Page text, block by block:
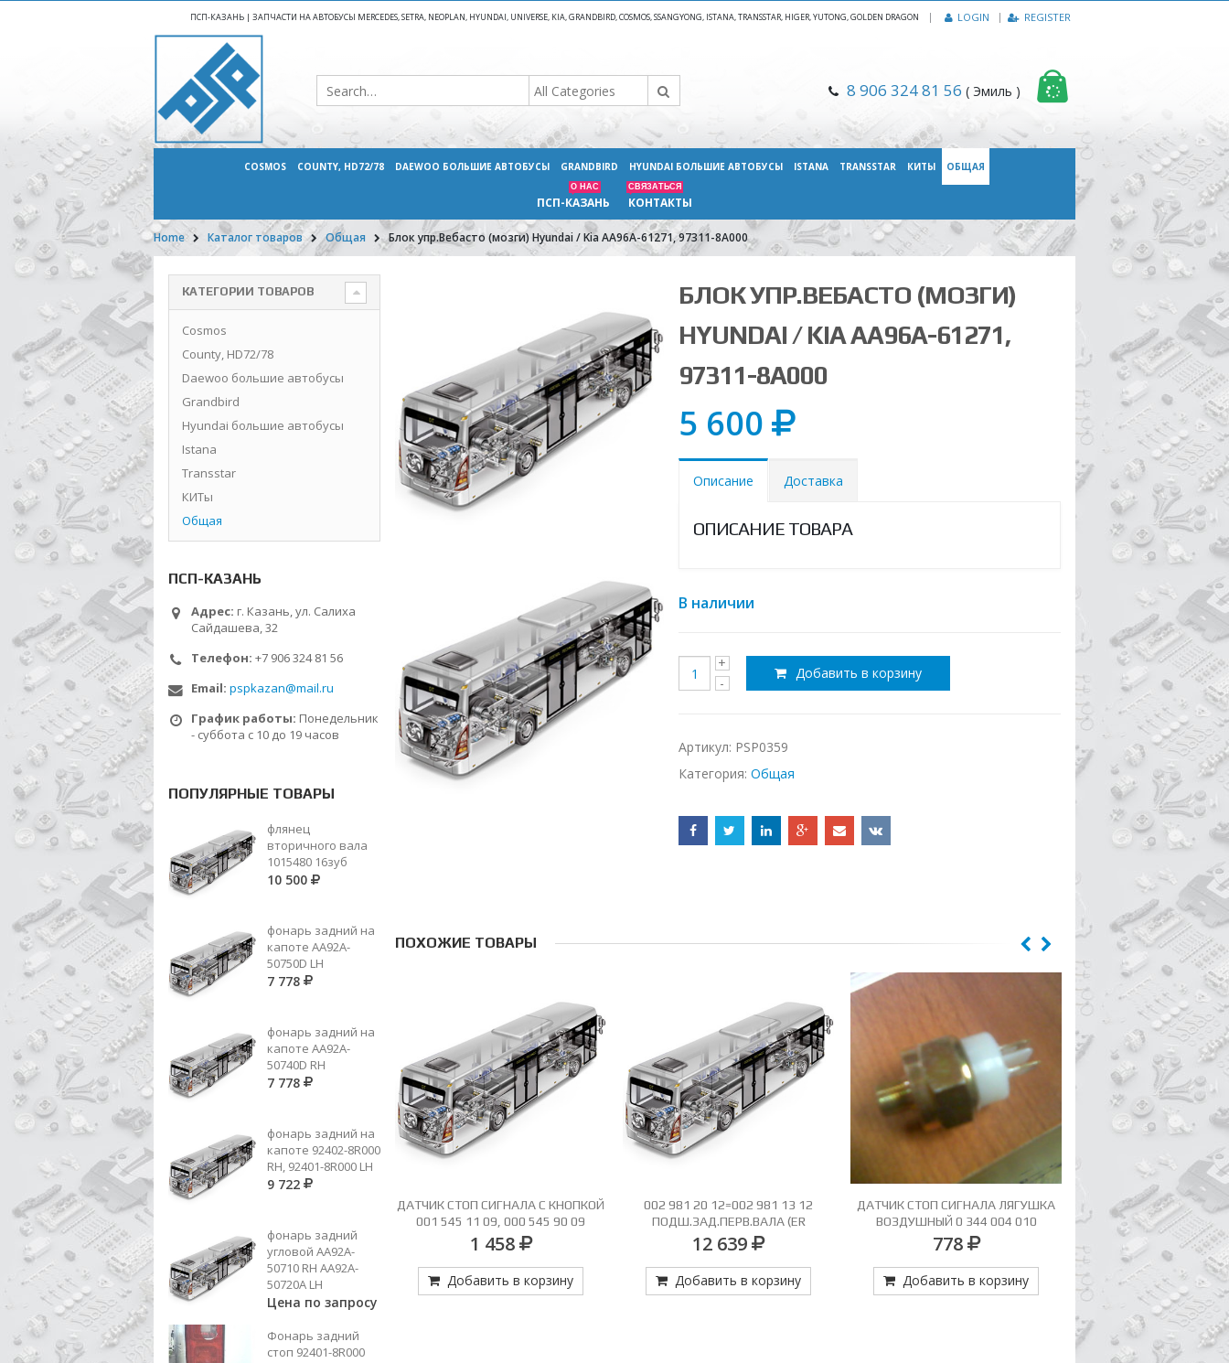
ПСП-КАЗАНЬ | ЗАПЧАСТИ НА АВТОБУСЫ MERCEDES, SETRA, NEOPLAN, HYUNDAI, UNIVERSE, KIA, GRANDBIRD, COSMOS, SSANGYONG, ISTANA, TRANSSTAR, HIGER, YUTONG, GOLDEN DRAGON | LOGIN REGISTER
8 906 324 81 56 ( Эмиль )
COSMOS COUNTY, HD72/78 DAEWOO БОЛЬШИЕ АВТОБУСЫ GRANDBIRD HYUNDAI БОЛЬШИЕ АВТОБУСЫ ISTANA TRANSSTAR КИТЫ ОБЩАЯ
ПСП-КАЗАНЬ
О НАС
КОНТАКТЫ
СВЯЗАТЬСЯ
Home Каталог товаров Общая Блок упр.Вебасто (мозги) Hyundai / Kia AA96A-61271, 97311-8A000
БЛОК УПР.ВЕБАСТО (МОЗГИ)
HYUNDAI / KIA AA96A-61271,
97311-8A000
5 600
Описание Доставка
ОПИСАНИЕ ТОВАРА
В наличии
Добавить в корзину
Артикул: PSP0359
Категория: Общая
ПОХОЖИЕ ТОВАРЫ
007 981 55 10 (ER 98530207)
3 111
Добавить в корзину
ДАТЧИК СТОП СИГНАЛА С КНОПКОЙ
001 545 11 09, 000 545 90 09
TRUCKTEC 01.42.074
1 458
Добавить в корзину
002 981 20 12=002 981 13 12
ПОДШ.ЗАД.ПЕРВ.ВАЛА (ER
98530203)
12 639
Добавить в корзину
ДАТЧИК СТОП СИГНАЛА ЛЯГУШКА
ВОЗДУШНЫЙ 0 344 004 010
778
Добавить в корзину
387 262 51 34 (ER
СИНХРОНИЗАТОРА 5
7 058
Добавить в
КАТЕГОРИИ ТОВАРОВ
Cosmos
County, HD72/78
Daewoo большие автобусы
Grandbird
Hyundai большие автобусы
Istana
Transstar
КИТы
Общая
ПСП-КАЗАНЬ
Адрес: г. Казань, ул. Салиха
Сайдашева, 32
Телефон: +7 906 324 81 56
Email: pspkazan@mail.ru
График работы: Понедельник
- суббота с 10 до 19 часов
ПОПУЛЯРНЫЕ ТОВАРЫ
флянец
вторичного вала
1015480 16зуб
10 500
фонарь задний на
капоте AA92A-
50750D LH
7 778
фонарь задний на
капоте AA92A-
50740D RH
7 778
фонарь задний на
капоте 92402-8R000
RH, 92401-8R000 LH
9 722
фонарь задний
угловой AA92A-
50710 RH AA92A-
50720A LH
Цена по запросу
Фонарь задний
стоп 92401-8R000